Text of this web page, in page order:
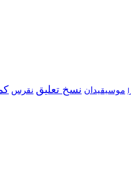
موسیقیدان نسخ تعلیق نقرس